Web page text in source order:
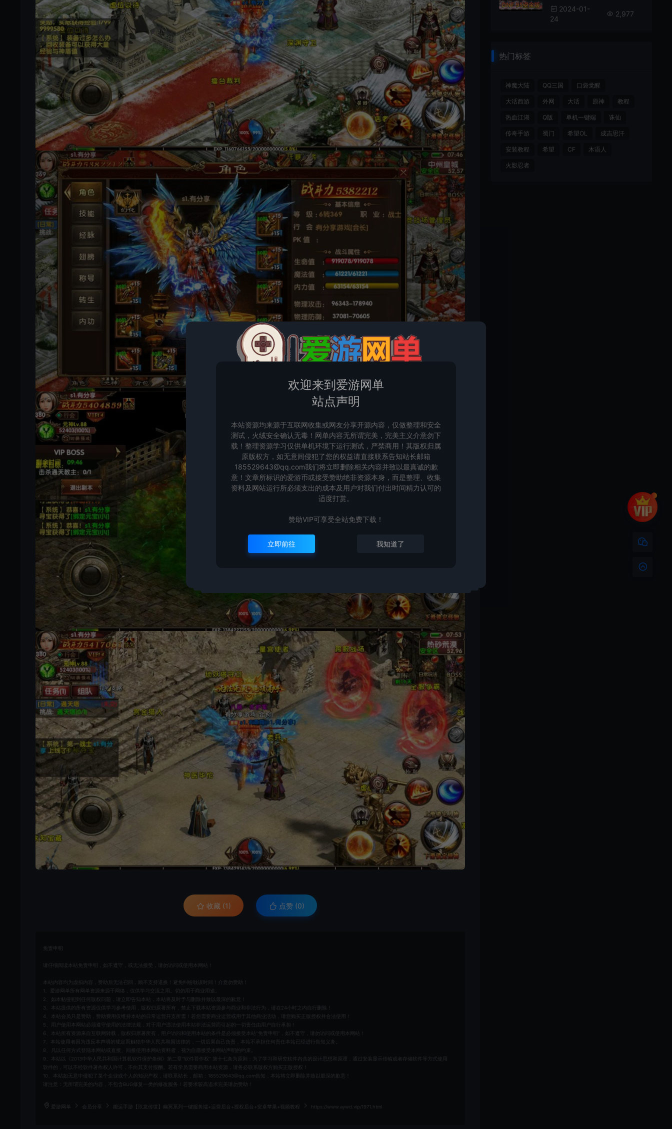
收藏 (1) 点赞 (0)
免责申明
请仔细阅读本站免责申明，如不遵守，或无法接受，请勿访问或使用本网站！
本站内容均为虚拟内容，赞助后无法召回，顾不支持退换！避免纠纷耽误时间！介意勿赞助！
1、爱游网单所有网单资源来源于网络，仅供学习交流之用。切勿用于商业用途。
2、如本帖侵犯到任何版权问题，请立即告知本站，本站将及时予与删除并致以最深的歉意！
3、本站提供的所有资源仅供学习参考使用，版权归原著所有，禁止下载本站资源参与商业和非法行为，请在24小时之内自行删除！
4、本站会员只是赞助，赞助费用仅维持本站的日常运营开支所需！若您需要商业运营或用于其他商业活动，请您购买正版授权并合法使用！
5、用户使用本网站必须遵守使用的法律法规，对于用户违法使用本站非法运营而引起的一切责任由用户自行承担！
6、本站所有资源来自互联网转载，版权归原著所有，用户访问和使用本站的条件是必须接受本站“免责申明”，如不遵守，请勿访问或使用本网站！
7、本站使用者因为违反本声明的规定而触犯中华人民共和国法律的，一切后果自己负责，本站不承担任何责任本站已经进行告知义务。
8、凡以任何方式登陆本网站或直接、间接使用本网站资料者，视为自愿接受本网站声明的约束。
9、本站以《2013中华人民共和国计算机软件保护条例》第二章"软件菩作权” 第十七条为原则：为了学习和研究软件内含的设计思想和原理，通过安装显示传输或者存储软件等方式使用
软件的，可以不经软件著作权人许可，不向其支付报酬。若有学员需要商用本站资源，请务必联系版权方购买正版授权！
10、本站如无意中侵犯了某个企业或个人的知识产权，请联系站长，邮箱：185529643@qq.com告知，本站将立即删除并致以最深的歉意！
请注意：无所谓完美的内容，不包含BUG修复一类的修改服务！若要求较高追求完美请勿赞助！
爱游网单 会员分享 搬运手游【玖龙传世】幽冥系列一键服务端+运营后台+授权后台+安卓苹果+视频教程 https://www.aywd.vip/1971.html
2024-01-
24
2,977
热门标签
神魔大陆 QQ三国 口袋觉醒
大话西游 外网 大话 原神 教程
热血江湖 Q版 单机一键端 诛仙
传奇手游 蜀门 希望OL 成吉思汗
安装教程 希望 CF 木语人
火影忍者
欢迎来到爱游网单
站点声明
本站资源均来源于互联网收集或网友分享开源内容，仅做整理和安全
测试，火绒安全确认无毒！网单内容无所谓完美，完美主义介意勿下
载！整理资源学习仅供单机环境下运行测试，严禁商用！其版权归属
原版权方，如无意间侵犯了您的权益请直接联系告知站长邮箱
185529643@qq.com我们将立即删除相关内容并致以最真诚的歉
意！文章所标识的爱游币或接受赞助绝非资源本身，而是整理、收集
资料及网站运行所必须支出的成本及用户对我们付出时间精力认可的
适度打赏。
赞助VIP可享受全站免费下载！
立即前往 我知道了